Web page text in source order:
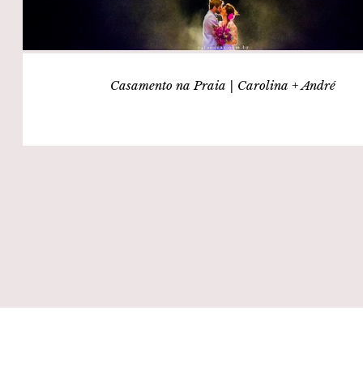
Casamento na Praia | Carolina + André